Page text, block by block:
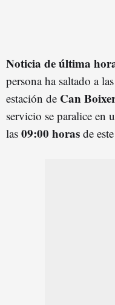
Noticia de última
persona ha saltado a
estación de Can
servicio se paralice en
las 09:00 horas de